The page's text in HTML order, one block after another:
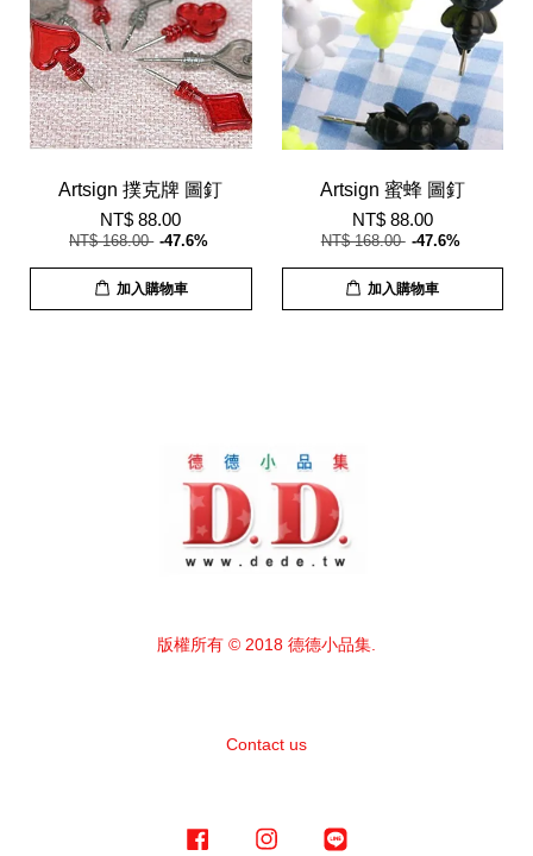
Artsign 撲克牌 圖釘
NT$ 88.00
NT$ 168.00 -47.6%
加入購物車
Artsign 蜜蜂 圖釘
NT$ 88.00
NT$ 168.00 -47.6%
加入購物車
版權所有 © 2018 德德小品集.
Contact us
Facebook Instagram